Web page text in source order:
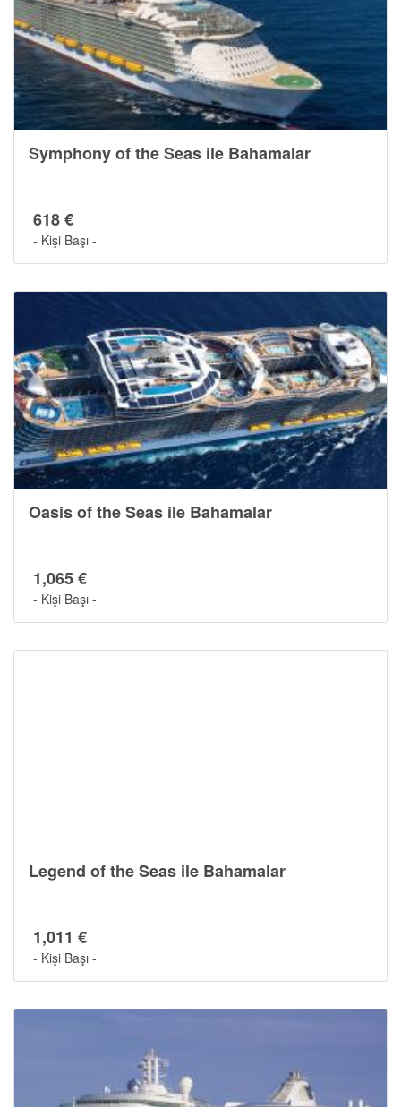
Symphony of the Seas ile Bahamalar
618 €
- Kişi Başı -
Oasis of the Seas ile Bahamalar
1,065 €
- Kişi Başı -
Legend of the Seas ile Bahamalar
1,011 €
- Kişi Başı -